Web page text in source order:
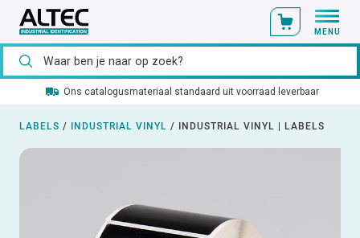
MENU
Ons catalogusmateriaal standaard uit voorraad leverbaar
LABELS / INDUSTRIAL VINYL / INDUSTRIAL VINYL | LABELS